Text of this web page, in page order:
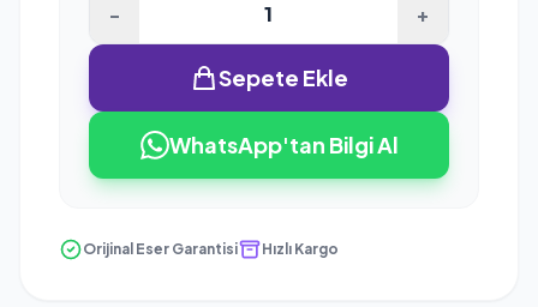
- +
Sepete Ekle
WhatsApp'tan Bilgi Al
Orijinal Eser Garantisi Hızlı Kargo